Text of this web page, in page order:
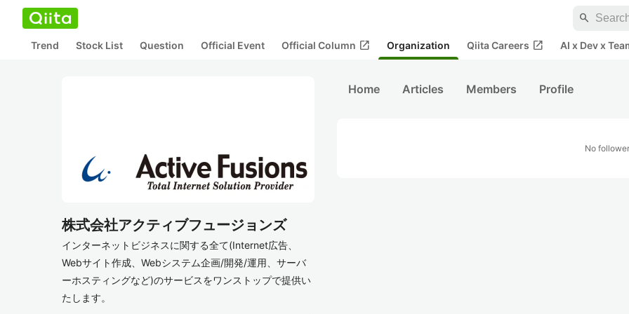
search
Trend Stock List Question Official Event Official Column open_in_new Organization Qiita Careers open_in_new AI x Dev x
株式会社アクティブフュージョンズ
インターネットビジネスに関する全て(Internet広告、
Webサイト作成、Webシステム企画/開発/運用、サーバ
ーホスティングなど)のサービスをワンストップで提供い
たします。
Home Articles Members Profile
No